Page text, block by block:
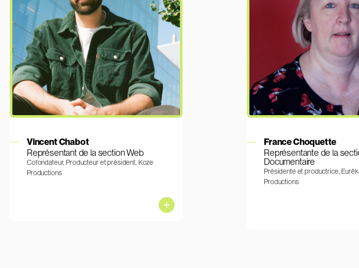
Vincent Chabot
Représentant de la section Web
Cofondateur, Producteur et président, Koze
Productions
France Choquette
Représentante de la
Documentaire
Présidente et productrice,
Productions